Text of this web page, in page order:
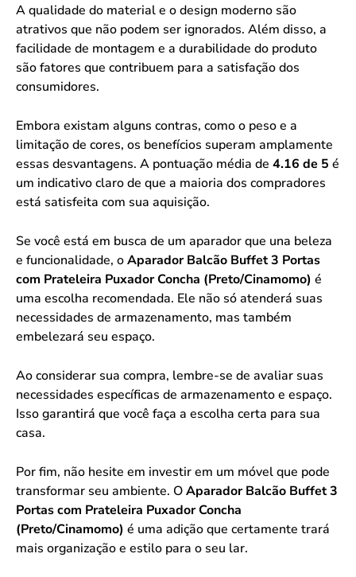
A qualidade do material e o design moderno são
atrativos que não podem ser ignorados. Além disso, a
facilidade de montagem e a durabilidade do produto
são fatores que contribuem para a satisfação dos
consumidores.
Embora existam alguns contras, como o peso e a
limitação de cores, os benefícios superam amplamente
essas desvantagens. A pontuação média de 4.16 de 5 é
um indicativo claro de que a maioria dos compradores
está satisfeita com sua aquisição.
Se você está em busca de um aparador que una beleza
e funcionalidade, oAparador Balcão Buffet 3 Portas
com Prateleira Puxador Concha (Preto/Cinamomo) é
uma escolha recomendada. Ele não só atenderá suas
necessidades de armazenamento, mas também
embelezará seu espaço.
Ao considerar sua compra, lembre-se de avaliar suas
necessidades específicas de armazenamento e espaço.
Isso garantirá que você faça a escolha certa para sua
casa.
Por fim, não hesite em investir em um móvel que pode
transformar seu ambiente. OAparador Balcão Buffet 3
Portas com Prateleira Puxador Concha
(Preto/Cinamomo) é uma adição que certamente trará
mais organização e estilo para o seu lar.